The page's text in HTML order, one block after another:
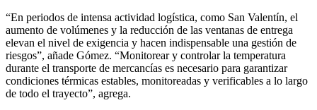
“En periodos de intensa actividad logística, como San Valentín, el
aumento de volúmenes y la reducción de las ventanas de entrega
elevan el nivel de exigencia y hacen indispensable una gestión de
riesgos”, añade Gómez. “Monitorear y controlar la temperatura
durante el transporte de mercancías es necesario para garantizar
condiciones térmicas estables, monitoreadas y verificables a lo largo
de todo el trayecto”, agrega.